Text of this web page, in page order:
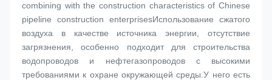
combining with the construction characteristics of Chinese
pipeline construction enterprisesИспользование сжатого
воздуха в качестве источника энергии, отсутствие
загрязнения, особенно подходит для строительства
водопроводов и нефтегазопроводов с высокими
требованиями к охране окружающей среды.У него есть